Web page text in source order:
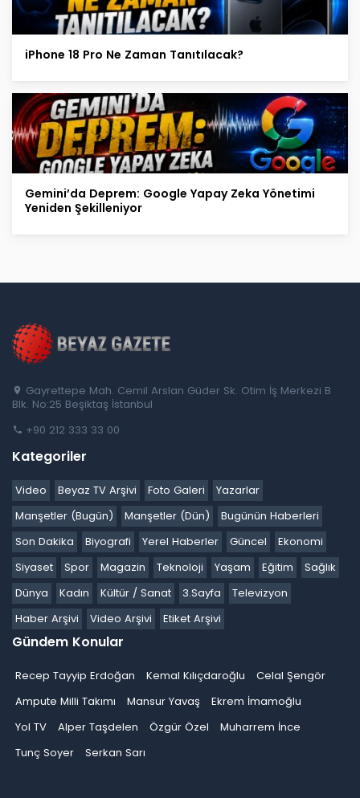
iPhone 18 Pro Ne Zaman Tanıtılacak?
Gemini’da Deprem: Google Yapay Zeka Yönetimi
Yeniden Şekilleniyor
Gayrettepe Mah. Cemil Arslan Güder Sk. Otim İş Merkezi B
Blk. No:25 Beşiktaş İstanbul
+90 212 333 33 00
Kategoriler
Video Beyaz TV Arşivi Foto Galeri
Yazarlar
Manşetler (Bugün)
Manşetler (Dün)
Bugünün Haberleri
Son Dakika
Biyografi Yerel Haberler Güncel
Ekonomi
Siyaset
Spor Magazin Teknoloji Yaşam Eğitim
Sağlık
Dünya
Kadın Kültür / Sanat 3.Sayfa
Televizyon
Haber Arşivi
Video Arşivi Etiket Arşivi
Gündem Konular
Recep Tayyip Erdoğan Kemal Kılıçdaroğlu
Celal Şengör
Ampute Milli Takımı
Mansur Yavaş
Ekrem İmamoğlu
Yol TV
Alper Taşdelen Özgür Özel
Muharrem İnce
Tunç Soyer
Serkan Sarı